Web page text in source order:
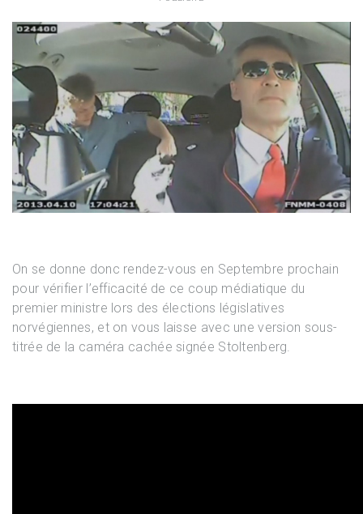
On se donne donc rendez-vous en Septembre prochain
pour vérifier l’efficacité de ce coup médiatique du
premier ministre lors des élections législatives
norvégiennes, et on vous laisse avec une version sous-
titrée de la caméra cachée signée Stoltenberg.